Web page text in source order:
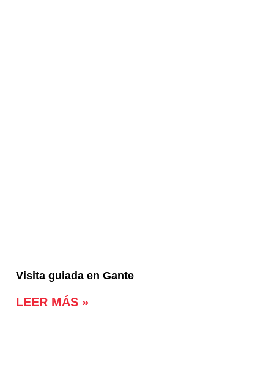
Visita guiada en Gante
LEER MÁS »